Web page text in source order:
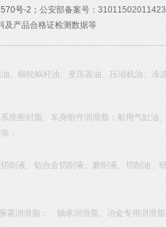
号-2；公安部备案号：
及产品合格证检测数据等
、蜗轮蜗杆油、变压器油、压缩机油、冷
统密封脂、车身附件润滑脂；船用气缸油
，
削液、铝合金切削液、磨削液、切削油、
基润滑脂；、轴承润滑脂、冶金专用润滑